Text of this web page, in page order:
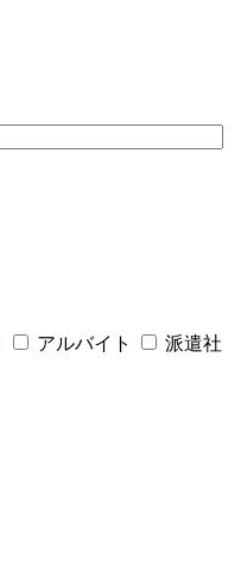
アルバイト
派遣社